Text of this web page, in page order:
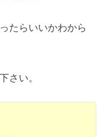
たらいいかわから
さい。